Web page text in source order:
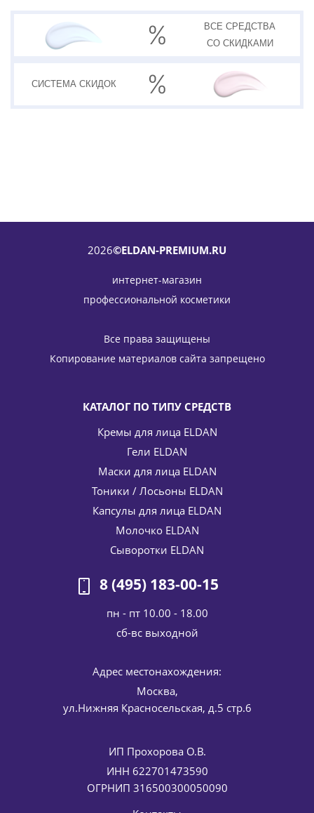
ВСЕ СРЕДСТВА
СО СКИДКАМИ
СИСТЕМАСКИДОК
5 971руб. /шт 7 025руб.
-15% Экономия 1 054руб.
НАБОР Капсулы с ретинолом для лица (обновляющие
капли) ELDAN Cosmetics 10 шт
-15% Экономия476руб.
Антивозрастной крем для лица 24 часа для мужчин Anti
age hydrating cream ELDAN Cosmetics 50 мл
5 886руб. /шт 6 925руб.
Экономия
2026©ELDAN-PREMIUM.RU
интернет-магазин
профессиональной косметики
Все права защищены
Копирование материалов сайта запрещено
КАТАЛОГ ПО ТИПУ СРЕДСТВ
Кремы для лица ELDAN
Гели ELDAN
Маски для лица ELDAN
Тоники / Лосьоны ELDAN
Капсулы для лица ELDAN
Молочко ELDAN
Сыворотки ELDAN
8 (495) 183-00-15
пн - пт 10.00 - 18.00
cб-вс выходной
Адрес местонахождения:
Москва,
ул.Нижняя Красносельская, д.5 стр.6
ИП Прохорова О.В.
ИНН 622701473590
ОГРНИП 316500300050090